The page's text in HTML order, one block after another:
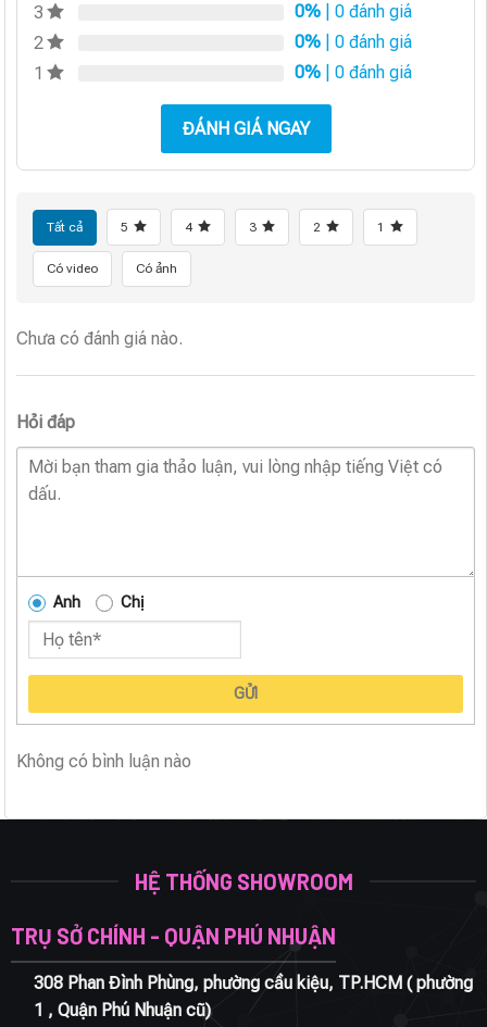
3
0% | 0 đánh giá
2
0% | 0 đánh giá
1
0% | 0 đánh giá
ĐÁNH GIÁ NGAY
Tất cả 5 4 3 2 1
Có video Có ảnh
Chưa có đánh giá nào.
Hỏi đáp
Anh Chị
GỬI
Không có bình luận nào
HỆ THỐNG SHOWROOM
TRỤ SỞ CHÍNH - QUẬN PHÚ NHUẬN
308 Phan Đình Phùng, phường cầu kiệu, TP.HCM ( phường
1 , Quận Phú Nhuận cũ)